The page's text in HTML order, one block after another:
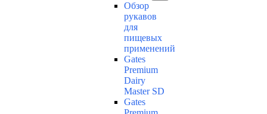
Обзор
рукавов
для
пищевых
применений
Gates
Premium
Dairy
Master SD
Gates